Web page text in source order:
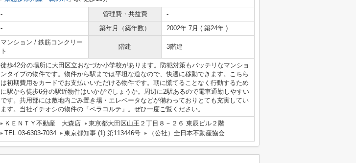
- 管理費・共益費
-
- 築年月（築年数） 2002年 7月 ( 築24年 )
マンション / 鉄筋コンクリー
ト
階建 3階建
徒歩42分の場所に大田区立おなづか小学校があります。防犯対策もバッチリなマンショ
ンタイプの物件です。物件から駅までは平坦な道なので、快適に移動できます。こちら
は初期費用をカードでお支払いいただける物件です。朝に慌てることなく行動するため
に駅から徒歩6分の駅近物件はいかがでしょうか。周辺に2駅あるので電車通勤しやすい
です。共用部には敷地内ごみ置き場・エレベータなどが備わっておりとても充実してい
ます。当社イチオシの物件の「ベラコルテ」。ぜひ一度ご覧ください。
ＫＥＮＴＹ不動産 大森店
東京都大田区山王２丁目８－２６ 東辰ビル２階
TEL:03-6303-7034
東京都知事 (1) 第113446号 （公社）全日本不動産協会